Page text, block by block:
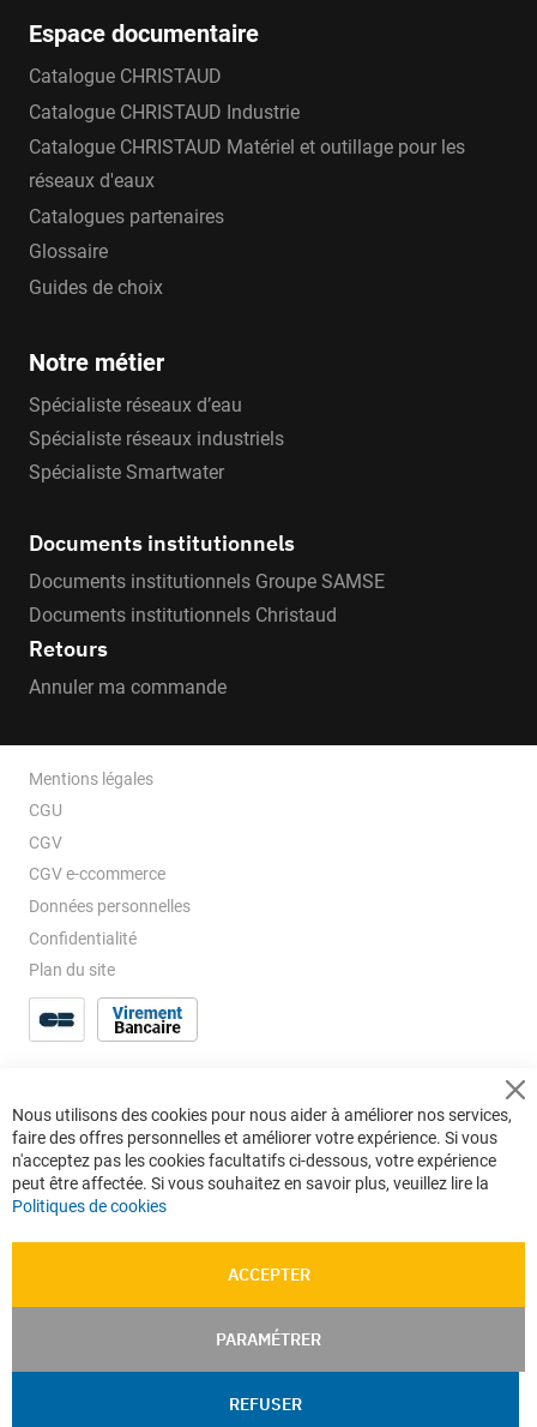
Espace documentaire
Catalogue CHRISTAUD
Catalogue CHRISTAUD Industrie
Catalogue CHRISTAUD Matériel et outillage pour les
réseaux d'eaux
Catalogues partenaires
Glossaire
Guides de choix
Notre métier
Spécialiste réseaux d’eau
Spécialiste réseaux industriels
Spécialiste Smartwater
Documents institutionnels
Documents institutionnels Groupe SAMSE
Documents institutionnels Christaud
Retours
Annuler ma commande
Mentions légales
CGU
CGV
CGV e-ccommerce
Données personnelles
Confidentialité
Plan du site
Nous utilisons des cookies pour nous aider à améliorer nos services,
faire des offres personnelles et améliorer votre expérience. Si vous
n'acceptez pas les cookies facultatifs ci-dessous, votre expérience
peut être affectée. Si vous souhaitez en savoir plus, veuillez lire la
Politiques de cookies
ACCEPTER
PARAMÉTRER
REFUSER